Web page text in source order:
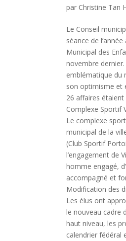
par Christine Tan
Le Conseil
séance de
Municipal des
novembre
emblématique du
son optimisme et
26 affaires étaient
Complexe Sportif
Le complexe
municipal de la
(Club Sportif
l’engagement de
homme engagé,
accompagné et
Modification des
Les élus ont
le nouveau cadre
haut niveau, les
calendrier fédéral